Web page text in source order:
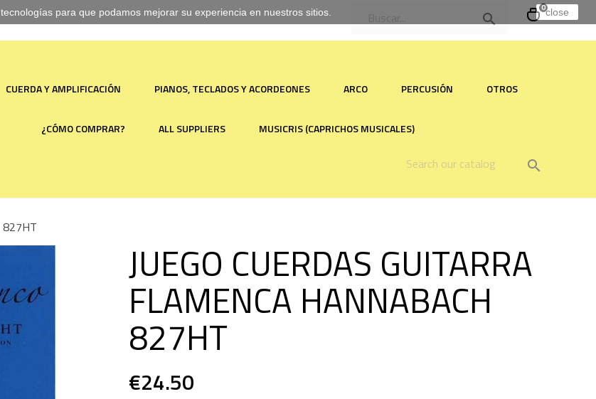

0
CUERDA Y AMPLIFICACIÓN PIANOS, TECLADOS Y ACORDEONES ARCO PERCUSIÓN OTROS
¿CÓMO COMPRAR? ALL SUPPLIERS MUSICRIS (CAPRICHOS MUSICALES)

827HT
JUEGO CUERDAS GUITARRA
FLAMENCA HANNABACH
827HT
€24.50
para que podamos mejorar su experiencia en nuestros sitios. close